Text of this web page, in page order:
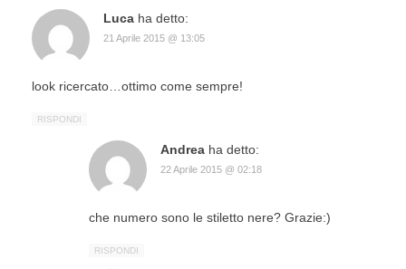
Luca ha detto:
21 Aprile 2015 @ 13:05
look ricercato…ottimo come sempre!
RISPONDI
Andrea ha detto:
22 Aprile 2015 @ 02:18
che numero sono le stiletto nere? Grazie:)
RISPONDI